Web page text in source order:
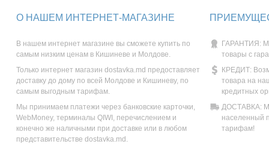
О НАШЕМ ИНТЕРНЕТ-МАГАЗИНЕ
В нашем интернет магазине вы сможете купить по
самым низким ценам в Кишиневе и Молдове.
Только интернет магазин dostavka.md предоставляет
доставку до дому по всей Молдове и Кишиневу, по
самым выгодным тарифам.
Мы принимаем платежи через банковские карточки,
WebMoney, терминалы QIWI, перечислением и
конечно же наличными при доставке или в любом
представительстве dostavka.md.
ГАРАНТИЯ:
товары с
КРЕДИТ:
товара на
кредитных
ДОСТАВКА:
населенный
тарифам!